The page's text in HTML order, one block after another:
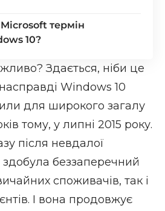
термін
10?
Здається, ніби це
Windows 10
для широкого загалу
тому, у липні 2015 року.
після невдалої
беззаперечний
споживачів, так і
І вона продовжує